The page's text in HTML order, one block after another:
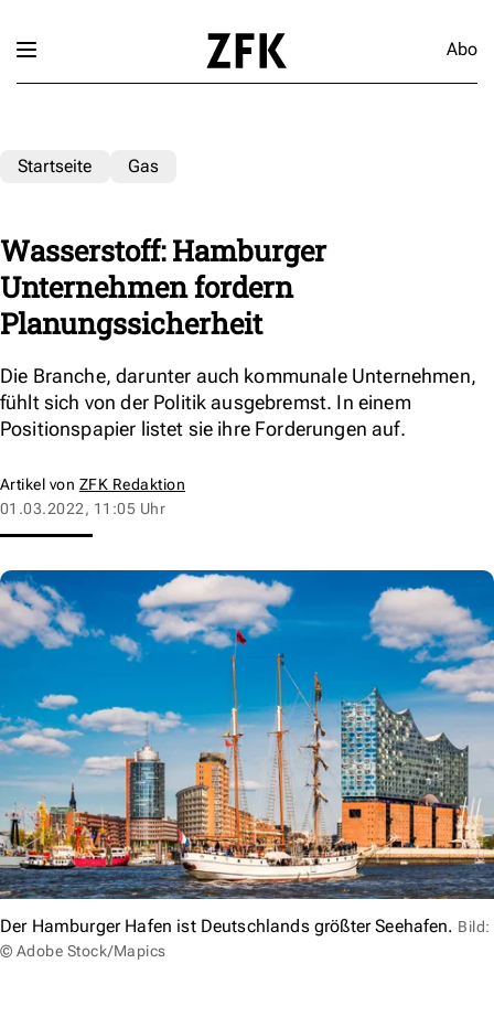
Abo
Startseite Gas
Wasserstoff: Hamburger
Unternehmen fordern
Planungssicherheit
Die Branche, darunter auch kommunale Unternehmen,
fühlt sich von der Politik ausgebremst. In einem
Positionspapier listet sie ihre Forderungen auf.
Artikel von ZFK Redaktion
01.03.2022, 11:05 Uhr
Der Hamburger Hafen ist Deutschlands größter Seehafen. Bild:
© Adobe Stock/Mapics